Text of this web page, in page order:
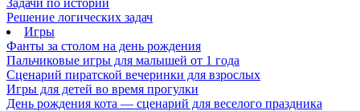
Задачи по истории
Решение логических задач
Игры
Фанты за столом на день рождения
Пальчиковые игры для малышей от 1 года
Сценарий пиратской вечеринки для взрослых
Игры для детей во время прогулки
День рождения кота — сценарий для веселого праздника